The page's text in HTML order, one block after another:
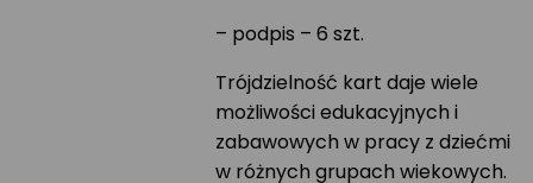
– podpis – 6 szt.
Trójdzielność kart daje wiele
możliwości edukacyjnych i
zabawowych w pracy z dziećmi
w różnych grupach wiekowych.